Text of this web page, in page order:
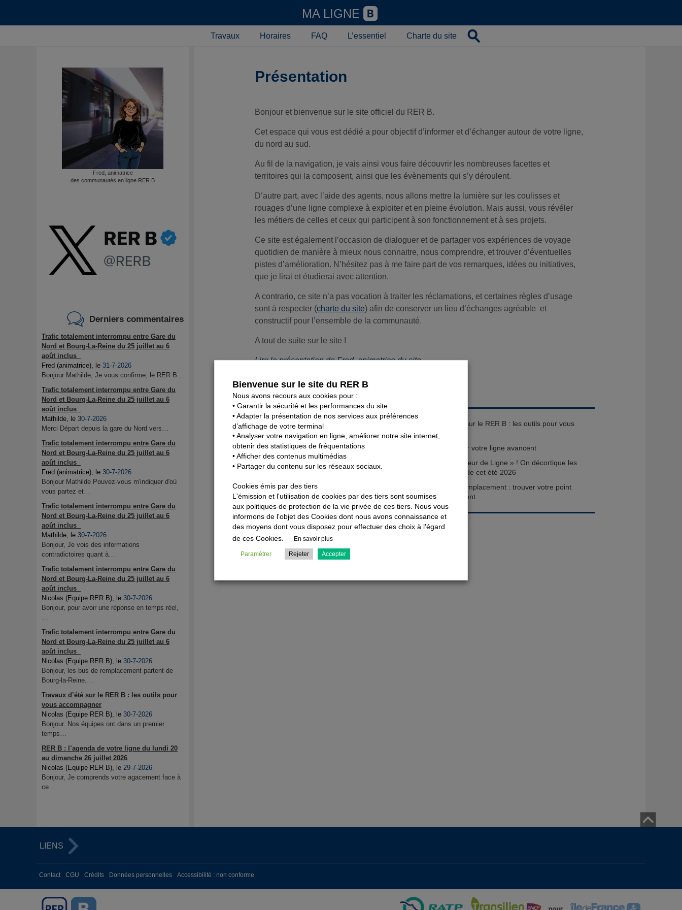
MA LIGNE
Travaux Horaires FAQ L’essentiel Charte du site
Fred, animatrice
des communautés en ligne RER B
Derniers commentaires
Trafic totalement interrompu entre Gare du
Nord et Bourg-La-Reine du 25 juillet au 6
août inclus
Fred (animatrice), le 31-7-2026
Bonjour Mathilde, Je vous confirme, le RER B…
Trafic totalement interrompu entre Gare du
Nord et Bourg-La-Reine du 25 juillet au 6
août inclus
Mathilde, le 30-7-2026
Merci Départ depuis la gare du Nord vers…
Trafic totalement interrompu entre Gare du
Nord et Bourg-La-Reine du 25 juillet au 6
août inclus
Fred (animatrice), le 30-7-2026
Bonjour Mathilde Pouvez-vous m'indiquer d'où
vous partez et…
Trafic totalement interrompu entre Gare du
Nord et Bourg-La-Reine du 25 juillet au 6
août inclus
Mathilde, le 30-7-2026
Bonjour, Je vois des informations
contradictoires quant à…
Trafic totalement interrompu entre Gare du
Nord et Bourg-La-Reine du 25 juillet au 6
août inclus
Nicolas (Equipe RER B), le 30-7-2026
Bonjour, pour avoir une réponse en temps réel,
…
Trafic totalement interrompu entre Gare du
Nord et Bourg-La-Reine du 25 juillet au 6
août inclus
Nicolas (Equipe RER B), le 30-7-2026
Bonjour, les bus de remplacement partent de
Bourg-la-Reine.…
Travaux d’été sur le RER B : les outils pour
vous accompagner
Nicolas (Equipe RER B), le 30-7-2026
Bonjour. Nos équipes ont dans un premier
temps…
RER B : l’agenda de votre ligne du lundi 20
au dimanche 26 juillet 2026
Nicolas (Equipe RER B), le 29-7-2026
Bonjour, Je comprends votre agacement face à
ce…
Présentation
Bonjour et bienvenue sur le site officiel du RER B.
Cet espace qui vous est dédié a pour objectif d’informer et d’échanger autour de votre ligne,
du nord au sud.
Au fil de la navigation, je vais ainsi vous faire découvrir les nombreuses facettes et
territoires qui la composent, ainsi que les évènements qui s’y déroulent.
D’autre part, avec l’aide des agents, nous allons mettre la lumière sur les coulisses et
rouages d’une ligne complexe à exploiter et en pleine évolution. Mais aussi, vous révéler
les métiers de celles et ceux qui participent à son fonctionnement et à ses projets.
Ce site est également l’occasion de dialoguer et de partager vos expériences de voyage
quotidien de manière à mieux nous connaitre, nous comprendre, et trouver d’éventuelles
pistes d’amélioration. N’hésitez pas à me faire part de vos remarques, idées ou initiatives,
que je lirai et étudierai avec attention.
A contrario, ce site n’a pas vocation à traiter les réclamations, et certaines règles d’usage
sont à respecter (charte du site) afin de conserver un lieu d’échanges agréable et
constructif pour l’ensemble de la communauté.
A tout de suite sur le site !
Lire la présentation de Fred, animatrice du site
LES DERNIERS ARTICLES
Travaux d’été sur le RER B : les outils pour vous
accompagner
Les travaux sur votre ligne avancent
Opération « Cœur de Ligne » ! On décortique les
chantiers XXL de cet été 2026
Navettes de remplacement : trouver votre point
d’arrêt facilement
LIENS
Contact CGU Crédits Données personnelles Accessibilité : non conforme
Bienvenue sur le site du RER B
Nous avons recours aux cookies pour :
• Garantir la sécurité et les performances du site
• Adapter la présentation de nos services aux préférences
d’affichage de votre terminal
• Analyser votre navigation en ligne, améliorer notre site internet,
obtenir des statistiques de fréquentations
• Afficher des contenus multimédias
• Partager du contenu sur les réseaux sociaux.
Cookies émis par des tiers
L'émission et l'utilisation de cookies par des tiers sont soumises
aux politiques de protection de la vie privée de ces tiers. Nous vous
informons de l'objet des Cookies dont nous avons connaissance et
des moyens dont vous disposez pour effectuer des choix à l'égard
de ces Cookies.
En savoir plus
Paramétrer Rejeter Accepter